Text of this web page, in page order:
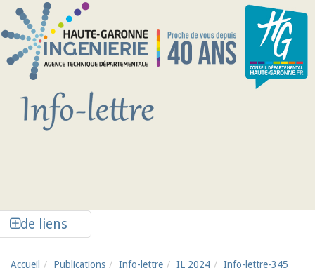
Aller au contenu principal
de liens
Accueil Publications Info-lettre IL 2024
Info-lettre-345